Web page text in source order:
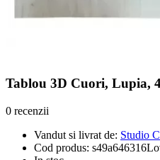
Tablou 3D Cuori, Lupia,
0 recenzii
Vandut si livrat de: Studio
Cod produs: